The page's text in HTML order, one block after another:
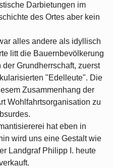
Darbietungen im
des Ortes aber kein
alles andere als idyllisch
litt die Bauernbevölkerung
Grundherrschaft, zuerst
"Edelleute". Die
Zusammenhang der
Wohlfahrtsorganisation zu
hat eben in
wird uns eine Gestalt wie
Landgraf Philipp I. heute